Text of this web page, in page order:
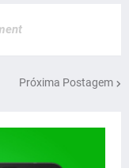
Próxima Postagem